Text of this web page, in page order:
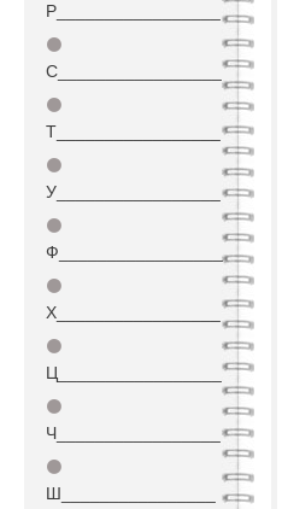
Р_________________
⚫
С_________________
⚫
Т_________________
⚫
У_________________
⚫
Ф_________________
⚫
Х_________________
⚫
Ц_________________
⚫
Ч_________________
⚫
Ш________________